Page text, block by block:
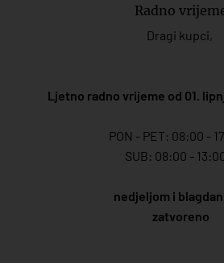
Radno
Dragi kupci,
Ljetno radno vrijeme od 01.
PON - PET: 08:00 -
SUB: 08:00 -
nedjeljom i
zatvoreno